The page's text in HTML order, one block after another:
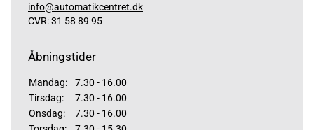
info@automatikcentret.dk
CVR: 31 58 89 95
Åbningstider
Mandag:
7.30 - 16.00
Tirsdag:
7.30 - 16.00
Onsdag:
7.30 - 16.00